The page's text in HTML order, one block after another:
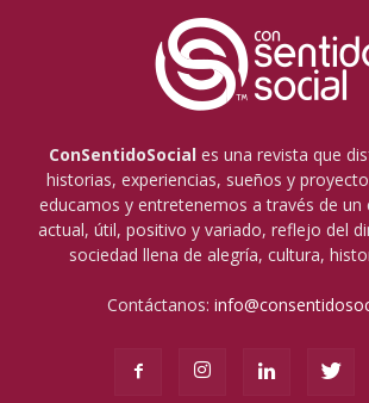
ConSentidoSocial es una revista que
historias, experiencias, sueños y
educamos y entretenemos a través de un
actual, útil, positivo y variado, reflejo del
sociedad llena de alegría, cultura,
Contáctanos: